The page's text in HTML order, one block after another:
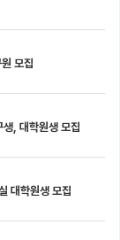
모집
대학원생 모집
대학원생 모집